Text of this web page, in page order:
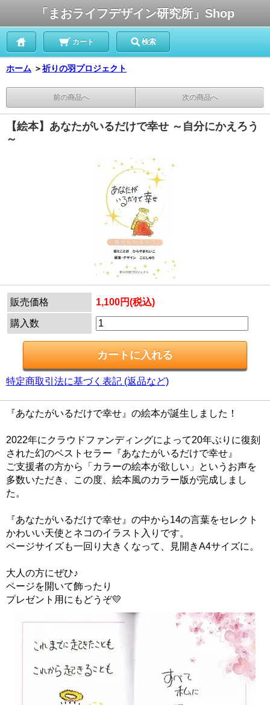
「まおライフデザイン研究所」Shop
カート 検索
ホーム ＞祈りの羽プロジェクト
前の商品へ 次の商品へ
【絵本】あなたがいるだけで幸せ ～自分にかえろう
～
販売価格 1,100円(税込)
購入数
特定商取引法に基づく表記 (返品など)
『あなたがいるだけで幸せ』の絵本が誕生しました！
2022年にクラウドファンディングによって20年ぶりに復刻
された幻のベストセラー『あなたがいるだけで幸せ』
ご支援者の方から「カラーの絵本が欲しい」というお声を
多数いただき、この度、絵本風のカラー版が完成しまし
た。
『あなたがいるだけで幸せ』の中から14の言葉をセレクト
かわいい天使とネコのイラスト入りです。
ページサイズも一回り大きくなって、見開きA4サイズに。
大人の方にぜひ♪
ページを開いて飾ったり
プレゼント用にもどうぞ💛